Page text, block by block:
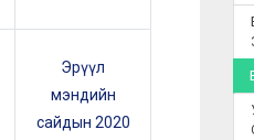
Эрүүл
мэндийн
сайдын 2020